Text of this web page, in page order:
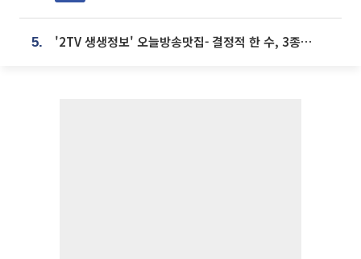
5. '2TV 생생정보' 오늘방송맛집- 결정적 한 수, 3종 메밀면! 메밀 소바 맛집 '의○○○○'